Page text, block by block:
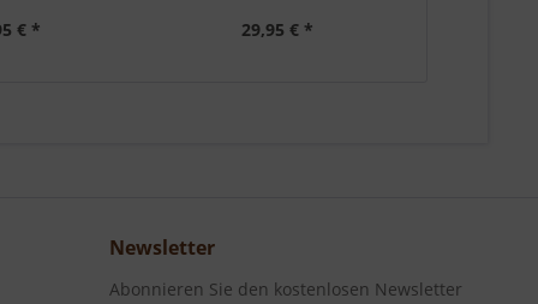
€ * 29,95 € *
Newsletter
Abonnieren Sie den kostenlosen Newsletter